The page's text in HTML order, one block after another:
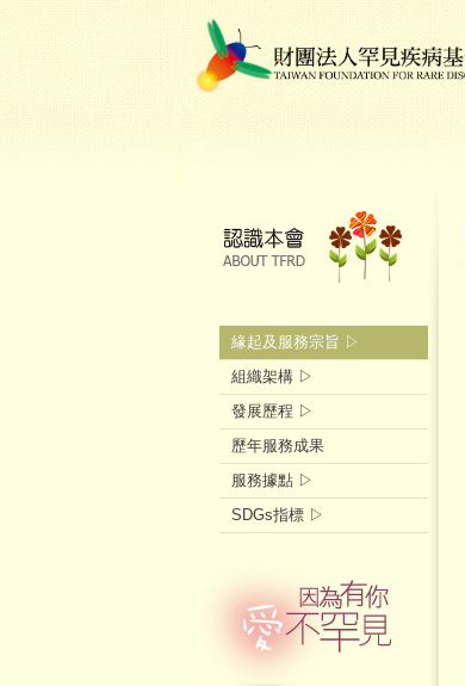
緣起及服務宗旨 ▷
組織架構 ▷
發展歷程 ▷
歷年服務成果
服務據點 ▷
SDGs指標 ▷